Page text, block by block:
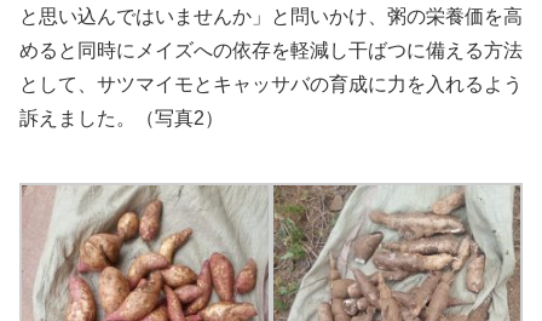
と思い込んではいませんか」と問いかけ、粥の栄養価を高
めると同時にメイズへの依存を軽減し干ばつに備える方法
として、サツマイモとキャッサバの育成に力を入れるよう
訴えました。（写真2）